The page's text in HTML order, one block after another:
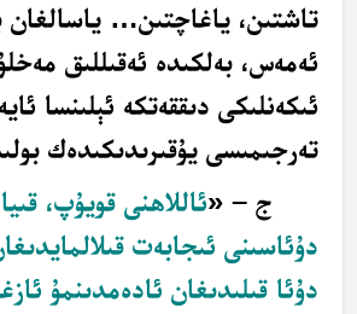
تاشتىن، ياغاچتىن… ياسالغان
ئەمەس، بەلكىدە ئەقىللىق
ئىكەنلىكى دىققەتكە ئېلىنسا
تەرجىمىسى يۇقىرىدىكىدەك
ج – «ئاللاھنى قويۇپ،
دۇئاسىنى ئىجابەت
دۇئا قىلىدىغان ئادەمدىنمۇ